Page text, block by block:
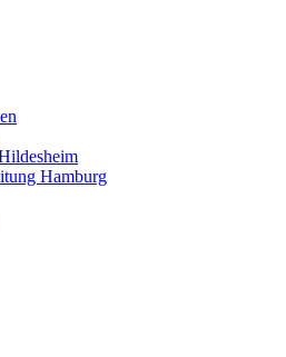
Hamburg